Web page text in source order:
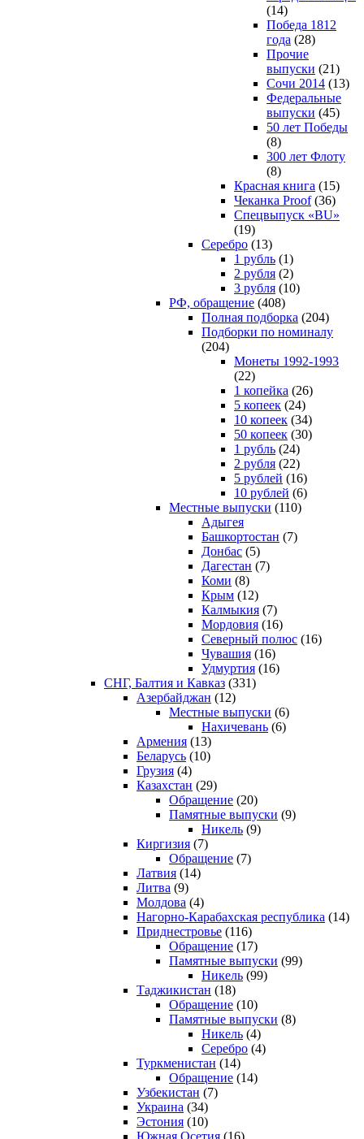
(14)
Победа 1812
года (28)
Прочие
выпуски (21)
Сочи 2014 (13)
Федеральные
выпуски (45)
50 лет Победы
(8)
300 лет Флоту
(8)
Красная книга (15)
Чеканка Proof(36)
Спецвыпуск «BU»
(19)
Серебро (13)
1 рубль (1)
2 рубля (2)
3 рубля (10)
РФ, обращение (408)
Полная подборка (204)
Подборки по номиналу
(204)
Монеты 1992-1993
(22)
1 копейка (26)
5 копеек (24)
10 копеек (34)
50 копеек (30)
1 рубль (24)
2 рубля (22)
5 рублей (16)
10 рублей (6)
Местные выпуски (110)
Адыгея
Башкортостан (7)
Донбас (5)
Дагестан (7)
Коми (8)
Крым (12)
Калмыкия (7)
Мордовия (16)
Северный полюс (16)
Чувашия (16)
Удмуртия (16)
СНГ, Балтия и Кавказ (331)
Азербайджан (12)
Местные выпуски (6)
Нахичевань (6)
Армения (13)
Беларусь (10)
Грузия (4)
Казахстан (29)
Обращение (20)
Памятные выпуски (9)
Никель (9)
Киргизия (7)
Обращение (7)
Латвия (14)
Литва (9)
Молдова (4)
Нагорно-Карабахская республика (14)
Приднестровье (116)
Обращение (17)
Памятные выпуски (99)
Никель (99)
Таджикистан (18)
Обращение (10)
Памятные выпуски (8)
Никель (4)
Серебро (4)
Туркменистан (14)
Обращение (14)
Узбекистан (7)
Украина (34)
Эстония (10)
Южная Осетия (16)